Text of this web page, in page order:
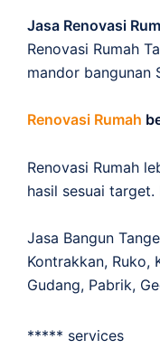
Jasa Renovasi
Renovasi Rumah
mandor bangunan
Renovasi Rumah
Renovasi Rumah
hasil sesuai target.
Jasa Bangun
Kontrakkan, Ruko,
Gudang, Pabrik,
***** services